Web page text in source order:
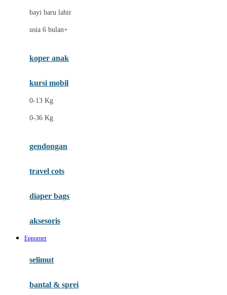
ELC
Ergobaby
Ezyroller
F
Felt So Sweet
Fisher Price
Gb
Habbie
bayi baru lahir
usia 6 bulan+
koper anak
kursi mobil
0-13 Kg
0-36 Kg
gendongan
travel cots
diaper bags
aksesoris
Epporner
selimut
bantal & sprei